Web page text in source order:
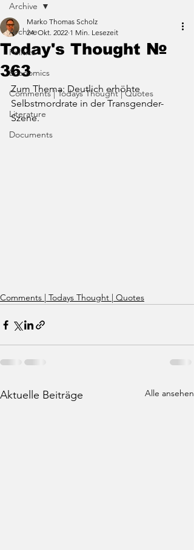
Archive
Politics
Economics
Comments | Todays Thought | Quotes
Literature
Documents
Archive
Today's Thought №
363
Marko Thomas Scholz
24. Okt. 2022 1 Min. Lesezeit
Zum Thema: Deutlich erhöhte
Selbstmordrate in der Transgender-
Szene.
Comments | Todays Thought | Quotes
Aktuelle Beiträge Alle ansehen